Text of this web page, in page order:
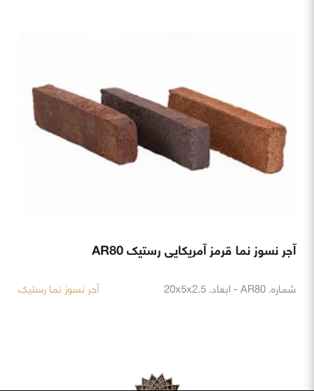
آجر نسوز نما قرمز آمریکایی رستیک AR80
شماره. AR80 - ابعاد. 20x5x2.5 آجر نسوز نما رستیک